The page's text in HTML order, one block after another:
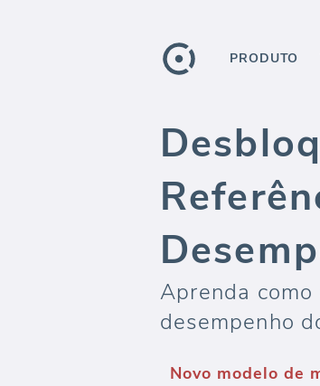
PRODUTO
Aprenda
desempenho
Novo modelo de